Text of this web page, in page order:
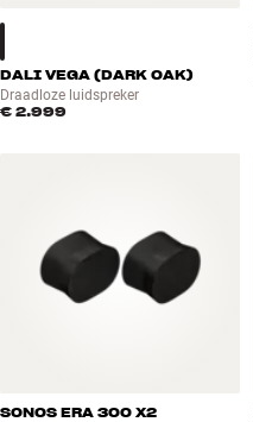
DALI VEGA (DARK OAK)
Draadloze luidspreker
€ 2.999
SONOS ERA 300 X2